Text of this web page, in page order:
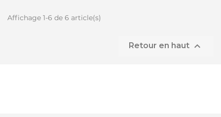
Affichage 1-6 de 6 article(s)
Retour en haut 